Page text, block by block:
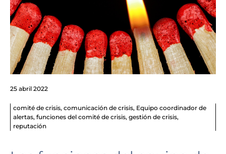
25 abril 2022
comité de crisis, comunicación de crisis, Equipo coordinador de
alertas, funciones del comité de crisis, gestión de crisis,
reputación